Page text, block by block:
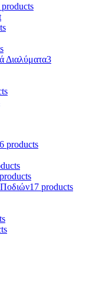
products
Διαλύματα3
6 products
17 products